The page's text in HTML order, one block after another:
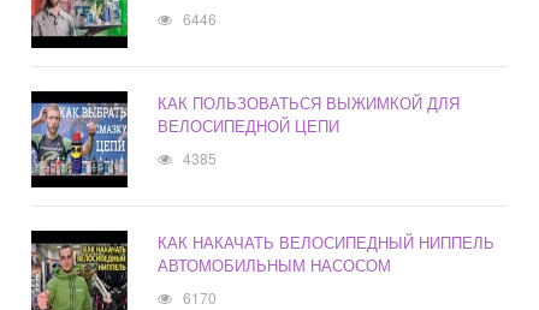
6446
КАК ПОЛЬЗОВАТЬСЯ ВЫЖИМКОЙ ДЛЯ
ВЕЛОСИПЕДНОЙ ЦЕПИ
4385
КАК НАКАЧАТЬ ВЕЛОСИПЕДНЫЙ НИППЕЛЬ
АВТОМОБИЛЬНЫМ НАСОСОМ
6170